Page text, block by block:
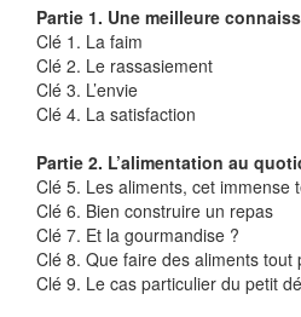
Partie 1. Une meilleure
Clé 1. La faim
Clé 2. Le rassasiement
Clé 3. L’envie
Clé 4. La satisfaction
Partie 2. L’alimentation au
Clé 5. Les aliments, cet immense
Clé 6. Bien construire un repas
Clé 7. Et la gourmandise ?
Clé 8. Que faire des aliments tout
Clé 9. Le cas particulier du petit